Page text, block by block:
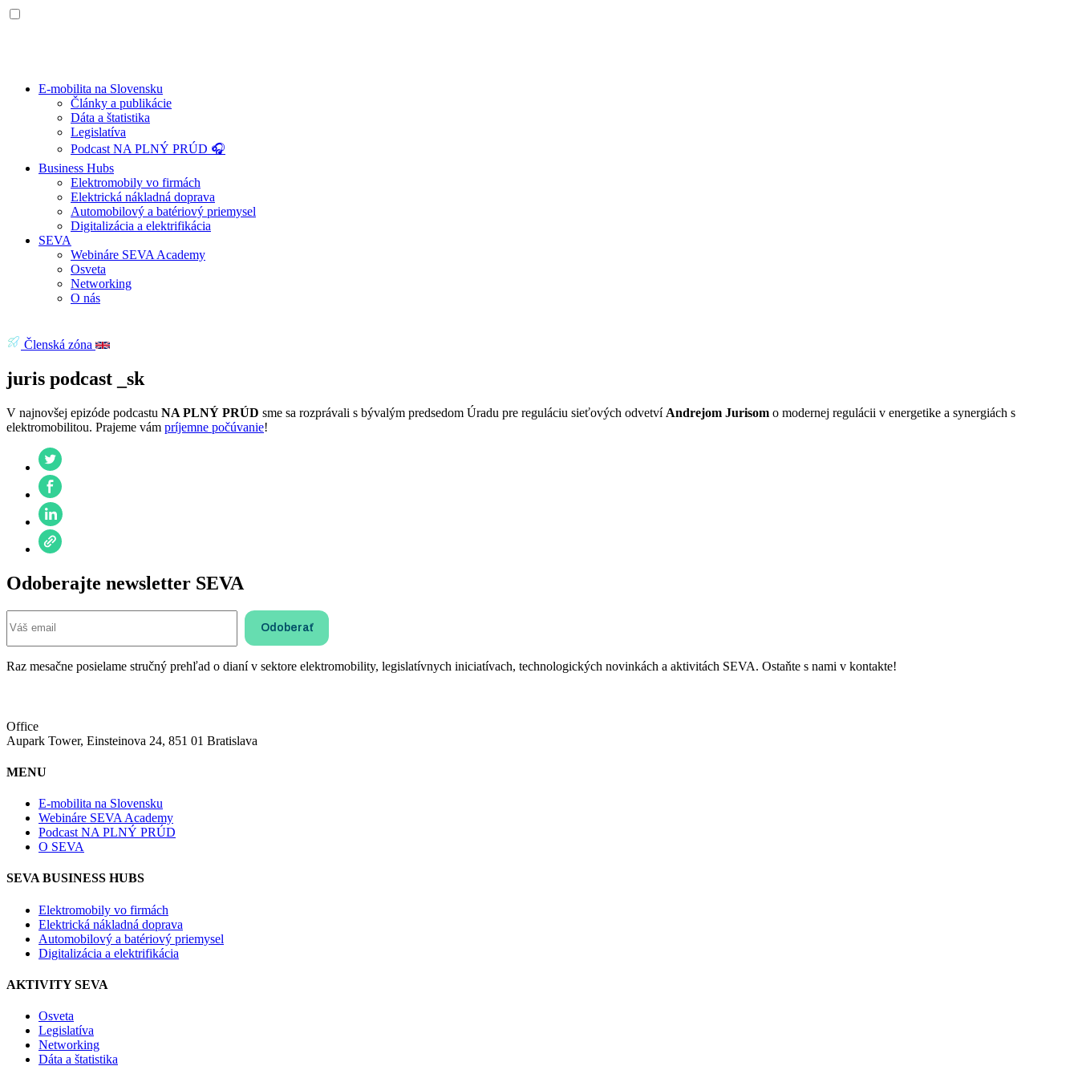
E-mobilita na Slovensku
Články a publikácie
Dáta a štatistika
Legislatíva
Podcast NA PLNÝ PRÚD 🎧
Business Hubs
Elektromobily vo firmách
Elektrická nákladná doprava
Automobilový a batériový priemysel
Digitalizácia a elektrifikácia
SEVA
Webináre SEVA Academy
Osveta
Networking
O nás
Členská zóna
juris podcast _sk
V najnovšej epizóde podcastu NA PLNÝ PRÚD sme sa rozprávali s bývalým predsedom Úradu pre reguláciu sieťových odvetví Andrejom Jurisom o modernej regulácii v energetike a synergiách s
elektromobilitou. Prajeme vám príjemne počúvanie!
Odoberajte newsletter SEVA
Raz mesačne posielame stručný prehľad o dianí v sektore elektromobility, legislatívnych iniciatívach, technologických novinkách a aktivitách SEVA. Ostaňte s nami v kontakte!
Office
Aupark Tower, Einsteinova 24, 851 01 Bratislava
MENU
E-mobilita na Slovensku
Webináre SEVA Academy
Podcast NA PLNÝ PRÚD
O SEVA
SEVA BUSINESS HUBS
Elektromobily vo firmách
Elektrická nákladná doprava
Automobilový a batériový priemysel
Digitalizácia a elektrifikácia
AKTIVITY SEVA
Osveta
Legislatíva
Networking
Dáta a štatistika